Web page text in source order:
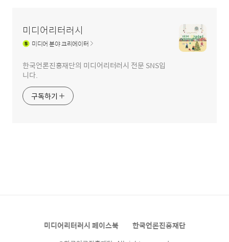
미디어리터러시
미디어분야 크리에이터
한국언론진흥재단의 미디어리터러시 전문 SNS입
니다.
구독하기
미디어리터러시 페이스북 한국언론진흥재단